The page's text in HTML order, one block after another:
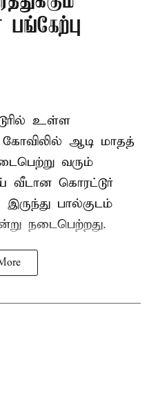
உள்ள
கோவிலில் ஆடி மாதத்
வரும்
வீடான கொரட்டூர்
பால்குடம்
நடைபெற்றது.